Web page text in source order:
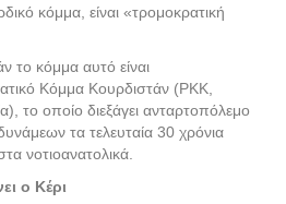
κόμμα, είναι «τρομοκρατική
το κόμμα αυτό είναι
Κόμμα Κουρδιστάν (PKK,
το οποίο διεξάγει ανταρτοπόλεμο
τα τελευταία 30 χρόνια
νοτιοανατολικά.
ο Κέρι